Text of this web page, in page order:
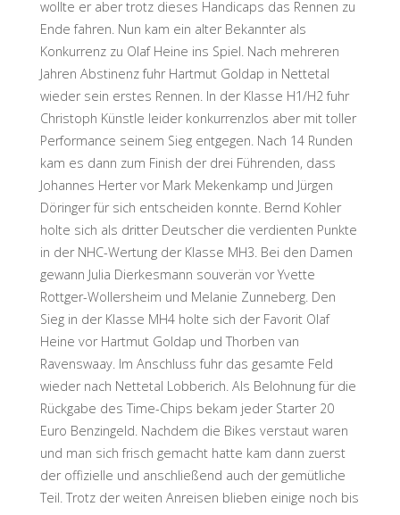
wollte er aber trotz dieses Handicaps das Rennen zu
Ende fahren. Nun kam ein alter Bekannter als
Konkurrenz zu Olaf Heine ins Spiel. Nach mehreren
Jahren Abstinenz fuhr Hartmut Goldap in Nettetal
wieder sein erstes Rennen. In der Klasse H1/H2 fuhr
Christoph Künstle leider konkurrenzlos aber mit toller
Performance seinem Sieg entgegen. Nach 14 Runden
kam es dann zum Finish der drei Führenden, dass
Johannes Herter vor Mark Mekenkamp und Jürgen
Döringer für sich entscheiden konnte. Bernd Kohler
holte sich als dritter Deutscher die verdienten Punkte
in der NHC-Wertung der Klasse MH3. Bei den Damen
gewann Julia Dierkesmann souverän vor Yvette
Rottger-Wollersheim und Melanie Zunneberg. Den
Sieg in der Klasse MH4 holte sich der Favorit Olaf
Heine vor Hartmut Goldap und Thorben van
Ravenswaay. Im Anschluss fuhr das gesamte Feld
wieder nach Nettetal Lobberich. Als Belohnung für die
Rückgabe des Time-Chips bekam jeder Starter 20
Euro Benzingeld. Nachdem die Bikes verstaut waren
und man sich frisch gemacht hatte kam dann zuerst
der offizielle und anschließend auch der gemütliche
Teil. Trotz der weiten Anreisen blieben einige noch bis